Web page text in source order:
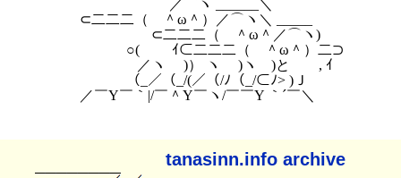
／⌒ヽ ______＼
⊂二二二（　＾ω＾）／⌒ヽ＼ _____
⊂二二二（　＾ω＾／⌒ヽ)
○(　　 ｲ⊂二二二（　＾ω＾）二⊃
／ヽ　 )） ヽ　 )ヽ　)と　　, ｲ
（_／（_/(／（/ﾉ（_/⊂ﾉ> )Ｊ
tanasinn.info archive